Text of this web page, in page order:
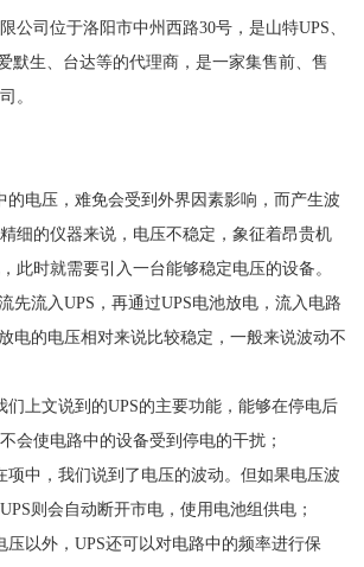
公司位于洛阳市中州西路30号，是山特UPS、
默生、台达等的代理商，是一家集售前、售
。
的电压，难免会受到外界因素影响，而产生波
细的仪器来说，电压不稳定，象征着昂贵机
此时就需要引入一台能够稳定电压的设备。
先流入UPS，再通过UPS电池放电，流入电路
电的电压相对来说比较稳定，一般来说波动不
们上文说到的UPS的主要功能，能够在停电后
会使电路中的设备受到停电的干扰；
项中，我们说到了电压的波动。但如果电压波
则会自动断开市电，使用电池组供电；
压以外，UPS还可以对电路中的频率进行保